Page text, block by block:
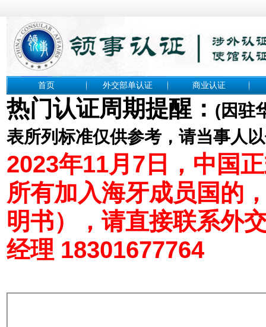
首页 外交部单认证 商业认证
热门认证周期提醒： (因驻
表所列标准仅供参考，请当事人
2023年11月7日，中国
所有加入海牙成员国的
明书），请直接联系外
经理 18301677764